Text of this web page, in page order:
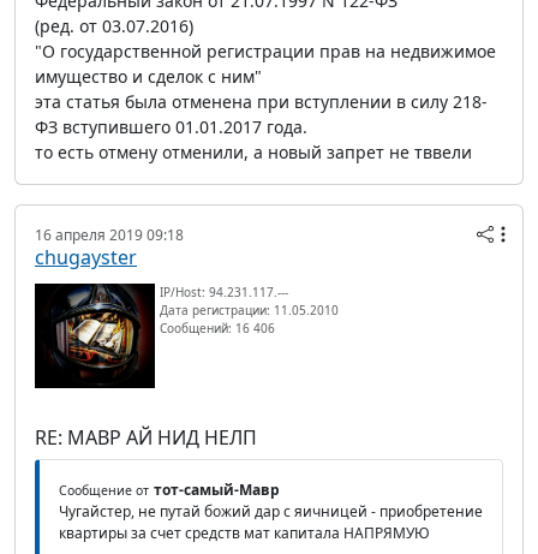
(ред. от 03.07.2016)
"О государственной регистрации прав на недвижимое
имущество и сделок с ним"
эта статья была отменена при вступлении в силу 218-
ФЗ вступившего 01.01.2017 года.
то есть отмену отменили, а новый запрет не тввели
16 апреля 2019 09:18
chugayster
IP/Host: 94.231.117.---
Дата регистрации: 11.05.2010
Сообщений: 16 406
RE: МАВР АЙ НИД НЕЛП
Сообщение от тот-самый-Мавр
Чугайстер, не путай божий дар с яичницей - приобретение
квартиры за счет средств мат капитала НАПРЯМУЮ